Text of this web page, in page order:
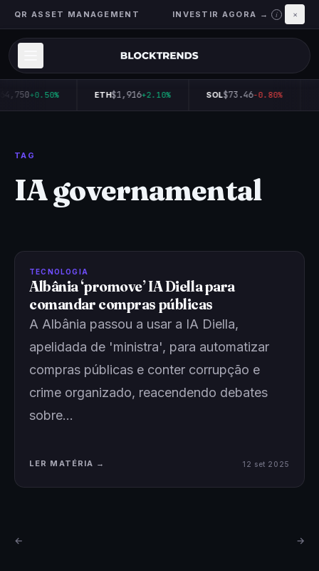
QR ASSET MANAGEMENT INVESTIR AGORA → i ×
+0.50% ETH$1,916+2.10% SOL$73.46-0.80%
TAG
IA governamental
TECNOLOGIA
Albânia ‘promove’ IA Diella para
comandar compras públicas
A Albânia passou a usar a IA Diella,
apelidada de 'ministra', para automatizar
compras públicas e conter corrupção e
crime organizado, reacendendo debates
sobre…
LER MATÉRIA → 12 set 2025
← →